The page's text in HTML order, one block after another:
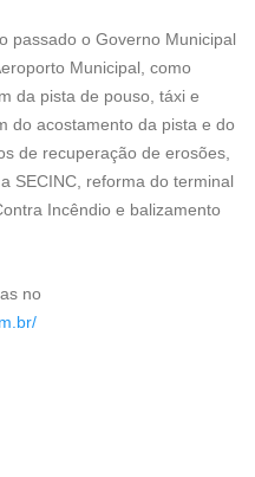
passado o Governo Municipal
Municipal, como
da pista de pouso, táxi e
do acostamento da pista e do
de recuperação de erosões,
SECINC, reforma do terminal
Incêndio e balizamento
no